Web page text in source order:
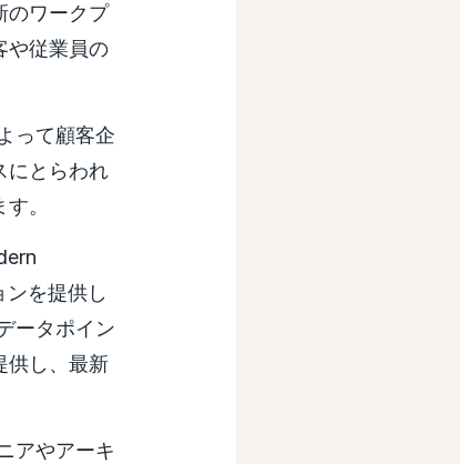
のワークプ
や従業員の
って顧客企
にとらわれ
。
を提供し
ータポイン
供し、最新
アやアーキ